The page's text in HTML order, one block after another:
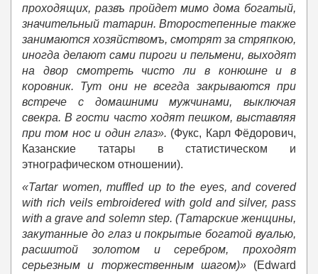
проходящих, развъ пройдет мимо дома богатый,
значительный татарин. Второстепенные также
занимаются хозяйствомъ, смотрят за стряпкою,
иногда делают сами пироги и пельмени, выходят
на двор смотреть чисто ли в конюшне и в
коровник. Тут они не всегда закрываются при
встрече с домашними мужчинами, выключая
свекра. В гости часто ходят пешком, выставляя
при том нос и один глаз». (Фукс, Карл Фёдорович,
Казанские татары в статистическом и
этнографическом отношении).
«Tartar women, muffled up to the eyes, and covered
with rich veils embroidered with gold and silver, pass
with a grave and solemn step. (Татарские женщины,
закутанные до глаз и покрытые богатой вуалью,
расшитой
золотом и серебром, проходят
серьезным
и торжественным шагом)»(Edward